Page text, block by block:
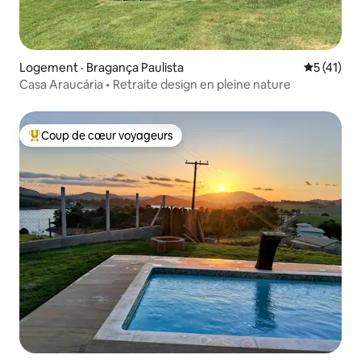
Logement · Bragança Paulista Note
5 (41)
Casa Araucária • Retraite design en pleine nature
Coup de cœur voyageurs parmi les plus aimés
Coup de cœur voyageurs